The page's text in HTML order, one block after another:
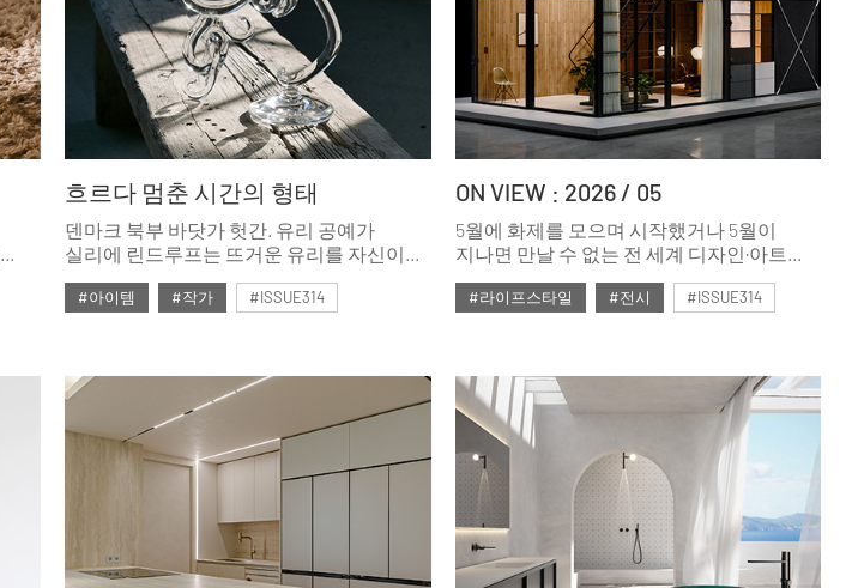
흐르다 멈춘 시간의 형태
덴마크 북부 바닷가 헛간. 유리 공예가
실리에 린드루프는 뜨거운 유리를 자신이
원하는 형태로 다듬는 대신, 유리가 스스로
멈추는 순간을 기다린다. 재료의 특성을
#아이템 #작가
#ISSUE314
ON VIEW : 2026 / 05
5월에 화제를 모으며 시작했거나 5월이
지나면 만날 수 없는 전 세계 디자인·아트
전시 및 축제들. 디자인을 사랑하는
사람에게는 전시가 곧 여행의 이유가 된다.
#라이프스타일 #전시
#ISSUE314